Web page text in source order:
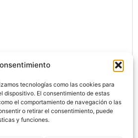
tecnologías como las cookies para
dispositivo. El consentimiento de estas
el comportamiento de navegación o las
o retirar el consentimiento, puede
y funciones.